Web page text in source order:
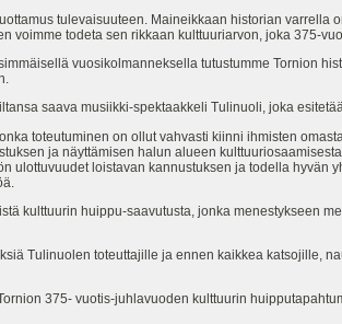
tulevaisuuteen. Maineikkaan historian varrella
voimme todeta sen rikkaan kulttuuriarvon, joka 375-
vuosikolmanneksella tutustumme Tornion
saava musiikki-spektaakkeli Tulinuoli, joka
toteutuminen on ollut vahvasti kiinni ihmisten
ja näyttämisen halun alueen
ulottuvuudet loistavan kannustuksen ja todella hyvän
kulttuurin huippu-saavutusta, jonka menestykseen
Tulinuolen toteuttajille ja ennen kaikkea katsojille,
375- vuotis-juhlavuoden kulttuurin